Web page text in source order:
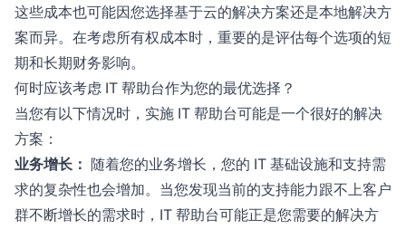
这些成本也可能因您选择基于云的解决方案还是本地解决方
案而异。在考虑所有权成本时，重要的是评估每个选项的短
期和长期财务影响。
何时应该考虑 IT 帮助台作为您的最优选择？
当您有以下情况时，实施 IT 帮助台可能是一个很好的解决
方案：
业务增长： 随着您的业务增长，您的 IT 基础设施和支持需
求的复杂性也会增加。当您发现当前的支持能力跟不上客户
群不断增长的需求时，IT 帮助台可能正是您需要的解决方